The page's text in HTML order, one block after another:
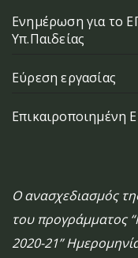
Ενημέρωση για το
Υπ.Παιδείας
Εύρεση εργασίας
Επικαιροποιημένη
Ο ανασχεδιασμός
του προγράμματος
2020-21”